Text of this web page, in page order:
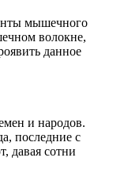
мышечного
волокне,
данное
и народов.
последние с
давая сотни